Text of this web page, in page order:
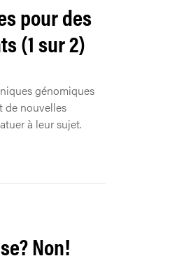
pour des
(1 sur 2)
génomiques
de nouvelles
à leur sujet.
Non!